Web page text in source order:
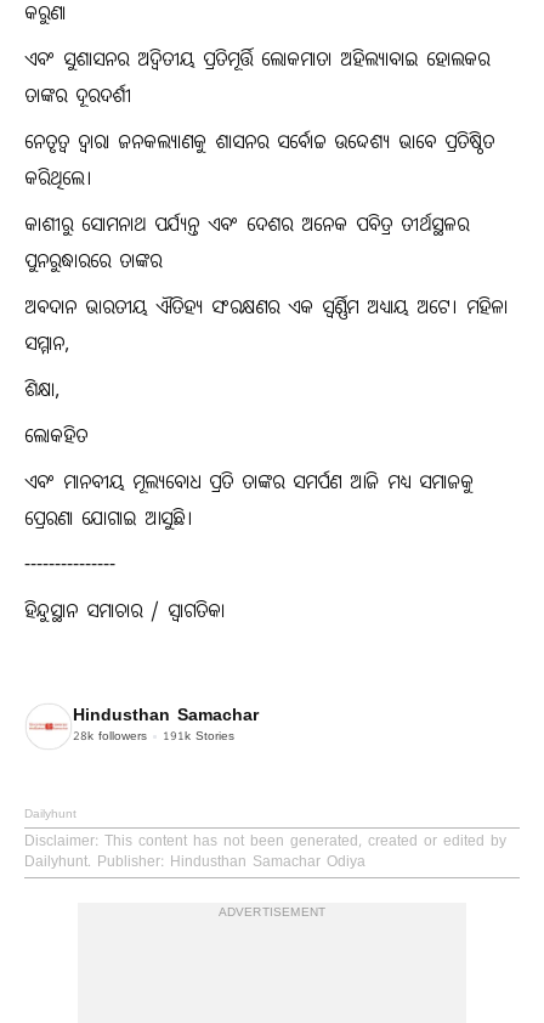
କରୁଣା
ଏବଂ ସୁଶାସନର ଅଦ୍ୱିତୀୟ ପ୍ରତିମୂର୍ତ୍ତି ଲୋକମାତା ଅହିଲ୍ୟାବାଇ ହୋଲକର
ତାଙ୍କର ଦୂରଦର୍ଶୀ
ନେତୃତ୍ୱ ଦ୍ୱାରା ଜନକଲ୍ୟାଣକୁ ଶାସନର ସର୍ବୋଚ୍ଚ ଉଦ୍ଦେଶ୍ୟ ଭାବେ ପ୍ରତିଷ୍ଠିତ
କରିଥିଲେ।
କାଶୀରୁ ସୋମନାଥ ପର୍ଯ୍ୟନ୍ତ ଏବଂ ଦେଶର ଅନେକ ପବିତ୍ର ତୀର୍ଥସ୍ଥଳର
ପୁନରୁଦ୍ଧାରରେ ତାଙ୍କର
ଅବଦାନ ଭାରତୀୟ ଐତିହ୍ୟ ସଂରକ୍ଷଣର ଏକ ସ୍ୱର୍ଣ୍ଣିମ ଅଧ୍ୟାୟ ଅଟେ। ମହିଳା
ସମ୍ମାନ,
ଶିକ୍ଷା,
ଲୋକହିତ
ଏବଂ ମାନବୀୟ ମୂଲ୍ୟବୋଧ ପ୍ରତି ତାଙ୍କର ସମର୍ପଣ ଆଜି ମଧ୍ୟ ସମାଜକୁ
ପ୍ରେରଣା ଯୋଗାଇ ଆସୁଛି।
---------------
ହିନ୍ଦୁସ୍ଥାନ ସମାଚାର / ସ୍ୱାଗତିକା
Hindusthan Samachar
28k followers 191k Stories
Dailyhunt
Disclaimer: This content has not been generated, created or edited by
Dailyhunt. Publisher: Hindusthan Samachar Odiya
ADVERTISEMENT